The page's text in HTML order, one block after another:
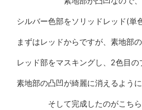
シルバー色部をソリッドレッド(単
まずはレッドからですが、素地部
レッド部をマスキングし、2色目
素地部の凸凹が綺麗に消えるよう
そして完成したのがこち